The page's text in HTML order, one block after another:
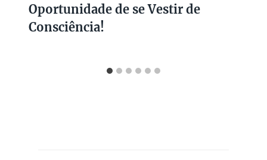
Oportunidade de se Vestir de
Consciência!